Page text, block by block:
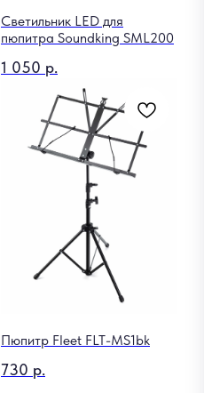
Cветильник LED для
пюпитра Soundking SML200
1 050 р.
Пюпитр Fleet FLT-MS1bk
730 р.